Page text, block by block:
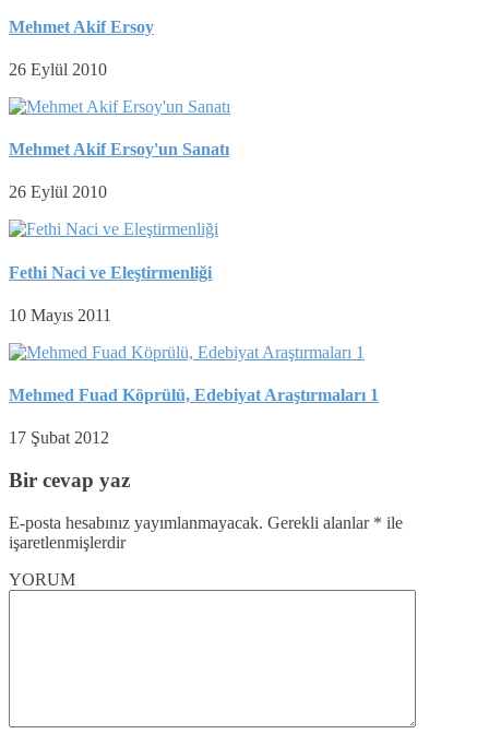
Mehmet Akif Ersoy
26 Eylül 2010
Mehmet Akif Ersoy'un Sanatı
26 Eylül 2010
Fethi Naci ve Eleştirmenliği
10 Mayıs 2011
Mehmed Fuad Köprülü, Edebiyat Araştırmaları 1
17 Şubat 2012
Bir cevap yaz
E-posta hesabınız yayımlanmayacak. Gerekli alanlar * ile
işaretlenmişlerdir
YORUM